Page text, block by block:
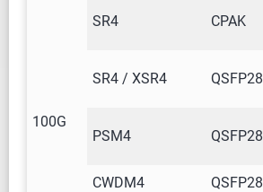
100G
SR4 CPAK
SR4 / XSR4 QSFP28
PSM4 QSFP28
CWDM4 QSFP28